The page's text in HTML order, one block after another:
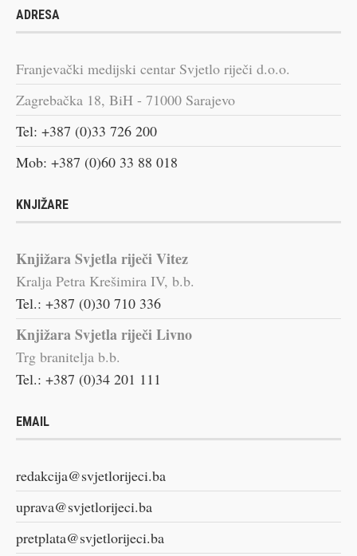
ADRESA
Franjevački medijski centar Svjetlo riječi d.o.o.
Zagrebačka 18, BiH - 71000 Sarajevo
Tel: +387 (0)33 726 200
Mob: +387 (0)60 33 88 018
KNJIŽARE
Knjižara Svjetla riječi Vitez
Kralja Petra Krešimira IV, b.b.
Tel.: +387 (0)30 710 336
Knjižara Svjetla riječi Livno
Trg branitelja b.b.
Tel.: +387 (0)34 201 111
EMAIL
redakcija@svjetlorijeci.ba
uprava@svjetlorijeci.ba
pretplata@svjetlorijeci.ba